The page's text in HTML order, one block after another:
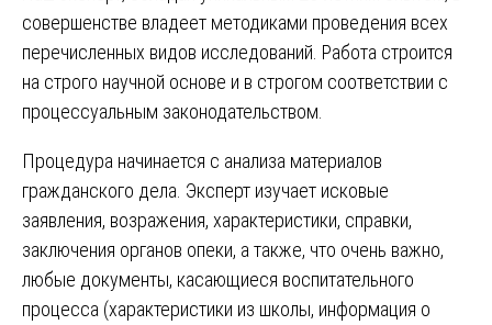
совершенстве владеет методиками проведения всех
перечисленных видов исследований. Работа строится
на строго научной основе и в строгом соответствии с
процессуальным законодательством.
Процедура начинается с анализа материалов
гражданского дела. Эксперт изучает исковые
заявления, возражения, характеристики, справки,
заключения органов опеки, а также, что очень важно,
любые документы, касающиеся воспитательного
процесса (характеристики из школы, информация о